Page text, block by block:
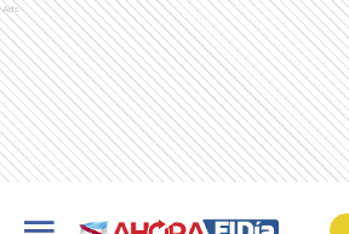
Ads